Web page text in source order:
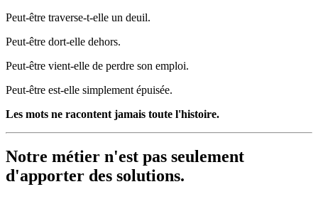
Peut-être traverse-t-elle un deuil.
Peut-être dort-elle dehors.
Peut-être vient-elle de perdre son emploi.
Peut-être est-elle simplement épuisée.
Les mots ne racontent jamais toute l'histoire.
Notre métier n'est pas seulement
d'apporter des solutions.